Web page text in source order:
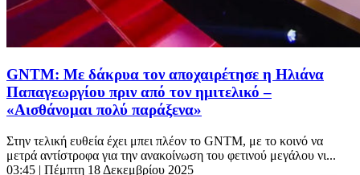
GNTM: Με δάκρυα τον αποχαιρέτησε η Ηλιάνα
Παπαγεωργίου πριν από τον ημιτελικό –
«Αισθάνομαι πολύ παράξενα»
Στην τελική ευθεία έχει μπει πλέον το GNTM, με το κοινό να
μετρά αντίστροφα για την ανακοίνωση του φετινού μεγάλου νι...
03:45 | Πέμπτη 18 Δεκεμβρίου 2025